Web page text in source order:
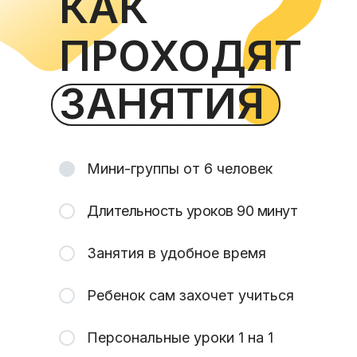
ПРОХОДЯТ
ЗАНЯТИЯ
Мини-группы от 6 человек
Длительность уроков 90 минут
Занятия в удобное время
Ребенок сам захочет учиться
Персональные уроки 1 на 1